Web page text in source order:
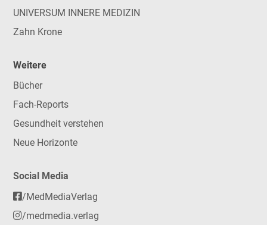
UNIVERSUM INNERE MEDIZIN
Zahn Krone
Weitere
Bücher
Fach-Reports
Gesundheit verstehen
Neue Horizonte
Social Media
/MedMediaVerlag
/medmedia.verlag